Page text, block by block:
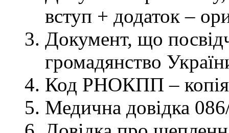
вступ + додаток –
Документ, що
громадянство
Код РНОКПП – копія
Медична довідка